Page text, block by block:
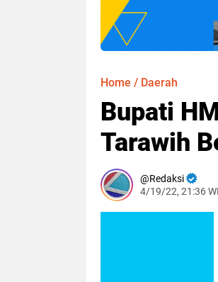
Home / Daerah
Bupati
Tarawih
Redaksi
4/19/22, 21:36